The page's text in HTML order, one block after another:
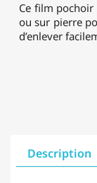
Ce film
ou sur pierre
d’enlever
Description